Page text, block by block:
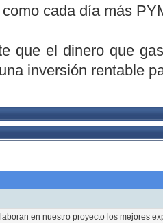
cada día más
que el dinero que
inversión rentable
en nuestro proyecto los mejores